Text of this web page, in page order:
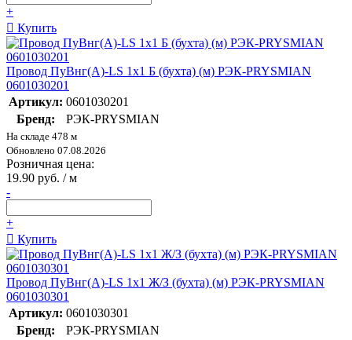
+
Купить
Провод ПуВнг(А)-LS 1х1 Б (бухта) (м) РЭК-PRYSMIAN
0601030201
Артикул: 0601030201
Бренд:
РЭК-PRYSMIAN
На складе 478 м
Обновлено 07.08.2026
Розничная цена:
19.90 руб. / м
-
+
Купить
Провод ПуВнг(А)-LS 1х1 Ж/З (бухта) (м) РЭК-PRYSMIAN
0601030301
Артикул: 0601030301
Бренд:
РЭК-PRYSMIAN